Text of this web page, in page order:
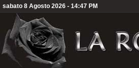
sabato 8 Agosto 2026 - 14:47 PM